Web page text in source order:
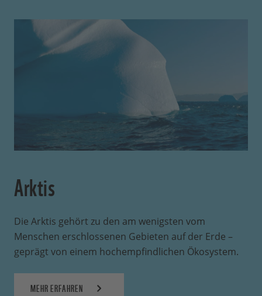
Arktis
Die Arktis gehört zu den am wenigsten vom
Menschen erschlossenen Gebieten auf der Erde –
geprägt von einem hochempfindlichen Ökosystem.
MEHR ERFAHREN